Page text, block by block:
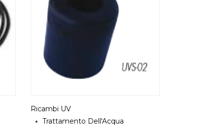
Ricambi UV
Trattamento Dell'Acqua